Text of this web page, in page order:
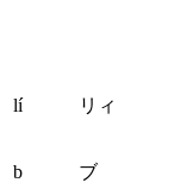
lí リィ
b
ブ